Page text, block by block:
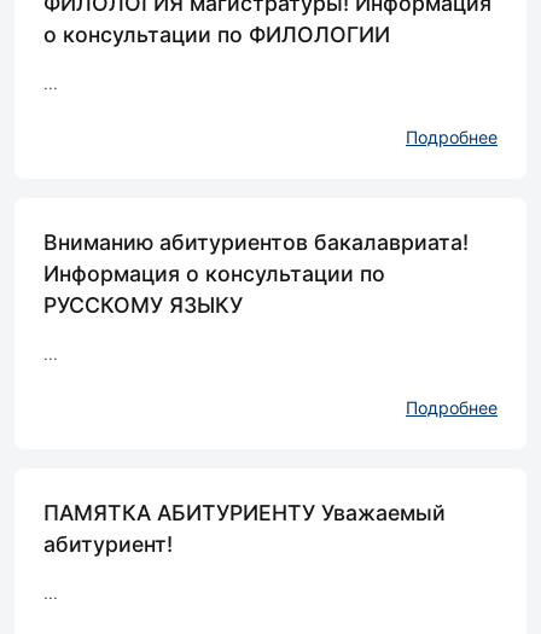
о консультации по ФИЛОЛОГИИ
...
Подробнее
Вниманию абитуриентов бакалавриата!
Информация о консультации по
РУССКОМУ ЯЗЫКУ
...
Подробнее
ПАМЯТКА АБИТУРИЕНТУ Уважаемый
абитуриент!
...